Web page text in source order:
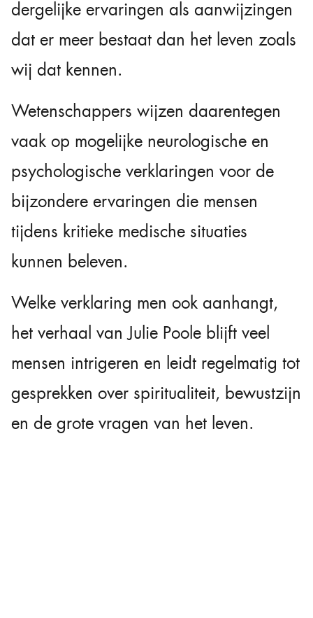
dergelijke ervaringen als aanwijzingen
dat er meer bestaat dan het leven zoals
wij dat kennen.
Wetenschappers wijzen daarentegen
vaak op mogelijke neurologische en
psychologische verklaringen voor de
bijzondere ervaringen die mensen
tijdens kritieke medische situaties
kunnen beleven.
Welke verklaring men ook aanhangt,
het verhaal van Julie Poole blijft veel
mensen intrigeren en leidt regelmatig tot
gesprekken over spiritualiteit, bewustzijn
en de grote vragen van het leven.